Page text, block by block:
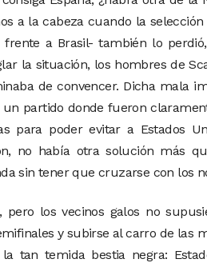
a la cabeza cuando la
frente a Brasil- también lo
la situación, los hombres de
de convencer. Dicha mala
un partido donde fueron
para poder evitar a Estados
no había otra solución más
sin tener que cruzarse con los
pero los vecinos galos no
y subirse al carro de las
tan temida bestia negra: